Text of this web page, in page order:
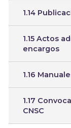
1.14
1.15 Actos
encargos
1.16
1.17
CNSC